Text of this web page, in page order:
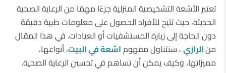
تعتبر الأشعة التشخيصية المنزلية جزءًا مهمًا من الرعاية الصحية
الحديثة، حيث تتيح للأفراد الحصول على معلومات طبية دقيقة
دون الحاجة إلى زيارة المستشفيات أو العيادات. في هذا المقال
منالرازي، سنتناول مفهوماشعة في البيت، أنواعها،
مميزاتها، وكيف يمكن أن تساهم في تحسين الرعاية الصحية.